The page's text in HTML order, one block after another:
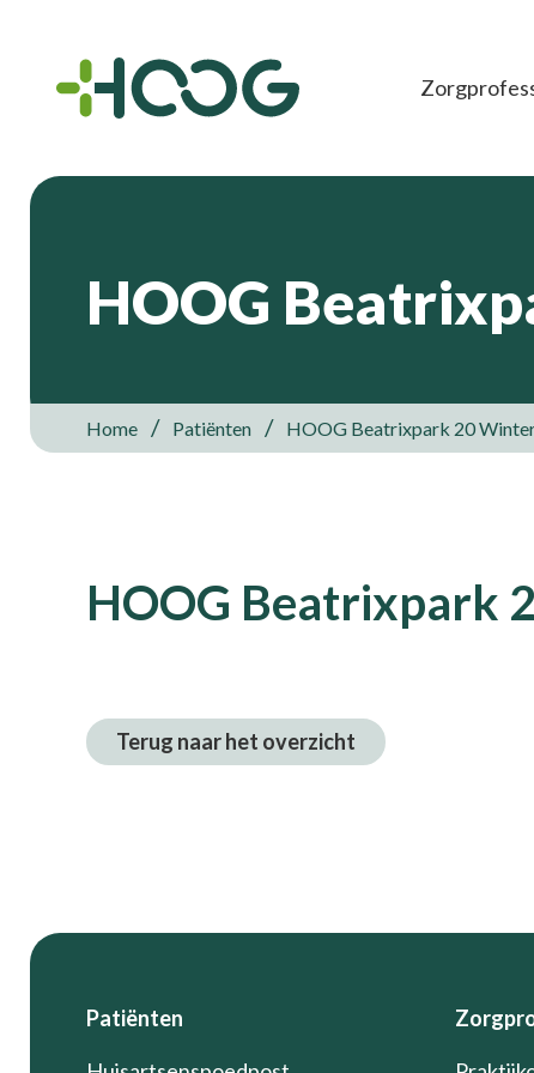
HOOG
Home Patiënten HOOG Beatrixpark 20
HOOG Beatrixpark
Terug naar het overzicht
Footer
Patiënten